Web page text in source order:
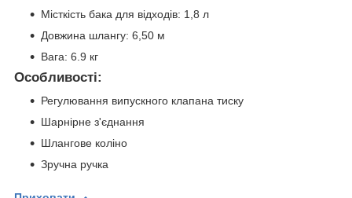
Місткість бака для відходів: 1,8 л
Довжина шлангу: 6,50 м
Вага: 6.9 кг
Особливості:
Регулювання випускного клапана тиску
Шарнірне з'єднання
Шлангове коліно
Зручна ручка